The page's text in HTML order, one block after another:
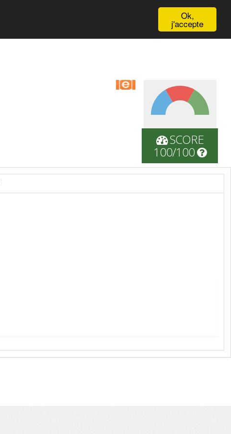
Ok,
j'accepte
SCORE
100/100